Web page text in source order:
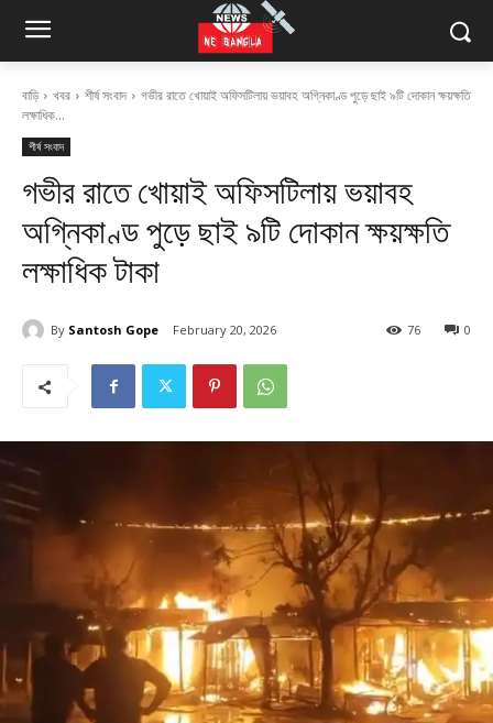
বাড়ি খবর শীর্ষ সংবাদ
গভীর রাতে খোয়াই অফিসটিলায় ভয়াবহ অগ্নিকাণ্ড পুড়ে ছাই ৯টি দোকান ক্ষয়ক্ষতি
লক্ষাধিক...
শীর্ষ সংবাদ
গভীর রাতে খোয়াই অফিসটিলায় ভয়াবহ
অগ্নিকাণ্ড পুড়ে ছাই ৯টি দোকান ক্ষয়ক্ষতি
লক্ষাধিক টাকা
By Santosh Gope February 20, 2026 0
76